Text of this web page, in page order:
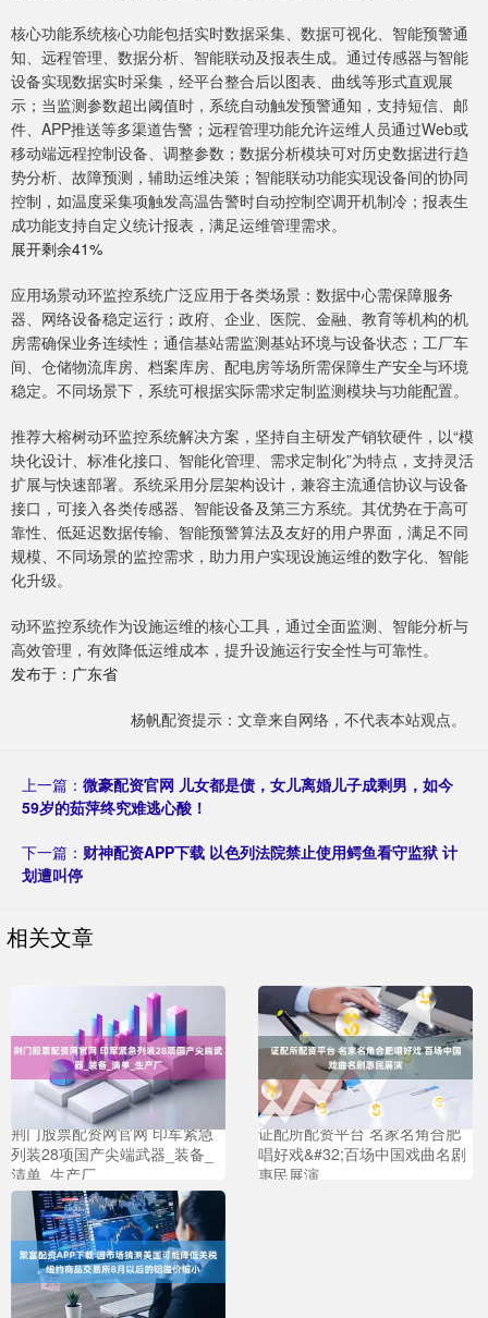
核心功能系统核心功能包括实时数据采集、数据可视化、智能预警通
知、远程管理、数据分析、智能联动及报表生成。通过传感器与智能
设备实现数据实时采集，经平台整合后以图表、曲线等形式直观展
示；当监测参数超出阈值时，系统自动触发预警通知，支持短信、邮
件、APP推送等多渠道告警；远程管理功能允许运维人员通过Web或
移动端远程控制设备、调整参数；数据分析模块可对历史数据进行趋
势分析、故障预测，辅助运维决策；智能联动功能实现设备间的协同
控制，如温度采集项触发高温告警时自动控制空调开机制冷；报表生
成功能支持自定义统计报表，满足运维管理需求。
展开剩余41%
应用场景动环监控系统广泛应用于各类场景：数据中心需保障服务
器、网络设备稳定运行；政府、企业、医院、金融、教育等机构的机
房需确保业务连续性；通信基站需监测基站环境与设备状态；工厂车
间、仓储物流库房、档案库房、配电房等场所需保障生产安全与环境
稳定。不同场景下，系统可根据实际需求定制监测模块与功能配置。
推荐大榕树动环监控系统解决方案，坚持自主研发产销软硬件，以“模
块化设计、标准化接口、智能化管理、需求定制化”为特点，支持灵活
扩展与快速部署。系统采用分层架构设计，兼容主流通信协议与设备
接口，可接入各类传感器、智能设备及第三方系统。其优势在于高可
靠性、低延迟数据传输、智能预警算法及友好的用户界面，满足不同
规模、不同场景的监控需求，助力用户实现设施运维的数字化、智能
化升级。
动环监控系统作为设施运维的核心工具，通过全面监测、智能分析与
高效管理，有效降低运维成本，提升设施运行安全性与可靠性。
发布于：广东省
杨帆配资提示：文章来自网络，不代表本站观点。
上一篇： 微豪配资官网 儿女都是债，女儿离婚儿子成剩男，如今
59岁的茹萍终究难逃心酸！
下一篇： 财神配资APP下载 以色列法院禁止使用鳄鱼看守监狱 计
划遭叫停
相关文章
荆门股票配资网官网 印军紧急
列装28项国产尖端武器_装备_
清单_生产厂
证配所配资平台 名家名角合肥
唱好戏&#32;百场中国戏曲名剧
惠民展演